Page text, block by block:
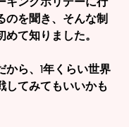
のを聞き、そんな制
て知りました。
から、1年くらい世界
してみてもいいかも